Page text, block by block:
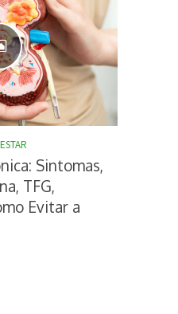
Sintomas,
TFG,
Evitar a